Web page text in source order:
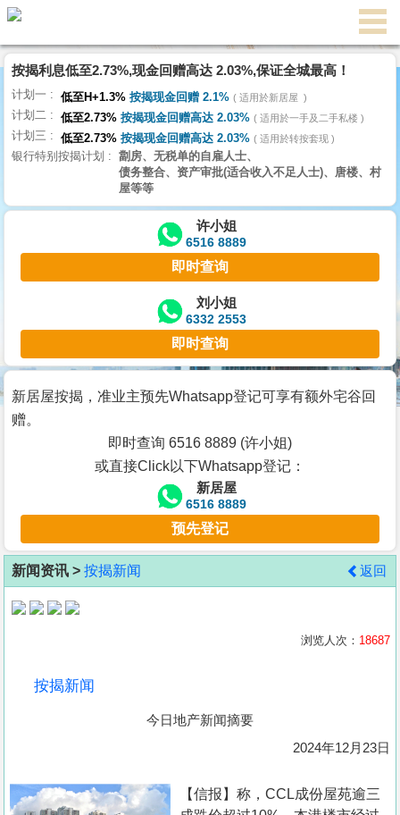
代
理
主
页
搵
楼/
交
业
主
宅
谷
按
客
地
产
按揭利息低至2.73%,现金回赠高达 2.03%,保证全城最高！
计划一 低至H+1.3% 按揭现金回赠 2.1% 适用於新居屋
计划二 低至2.73% 按揭现金回赠高达 2.03% 适用於一手及二手私楼
计划三 低至2.73% 按揭现金回赠高达 2.03% 适用於转按套现
银行特别按揭计划
劏房、无税单的自雇人士、
债务整合、资产审批(适合收入不足人士)、唐楼、村
屋等等
许小姐
6516 8889
即时查询
刘小姐
6332 2553
即时查询
新居屋按揭，准业主预先Whatsapp登记可享有额外宅谷回
赠。
即时查询 6516 8889 (许小姐)
或直接Click以下Whatsapp登记：
新居屋
6516 8889
预先登记
新闻资讯 > 按揭新闻 返回
浏览人次： 18687
按揭新闻
今日地产新闻摘要
2024年12月23日
【信报】称，CCL成份屋苑逾三